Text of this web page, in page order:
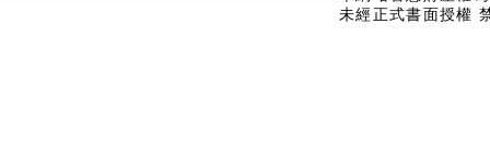
未經正式書面授權